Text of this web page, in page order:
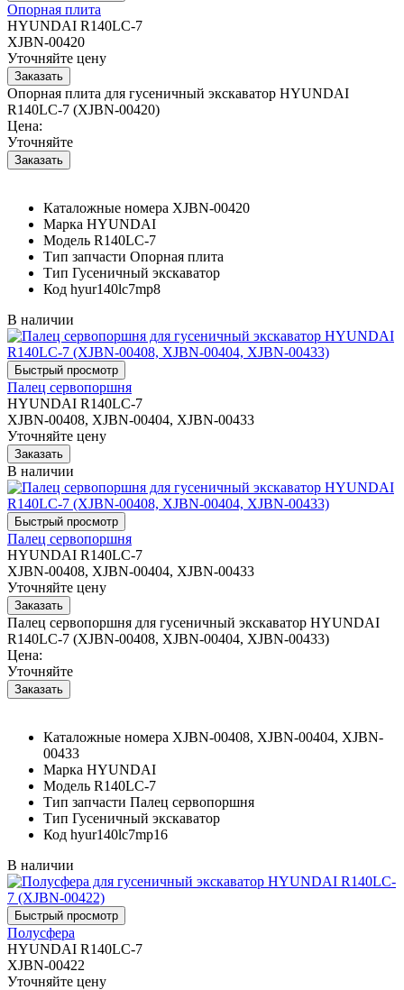
Опорная плита
HYUNDAI R140LC-7
XJBN-00420
Уточняйте цену
Опорная плита для гусеничный экскаватор HYUNDAI
R140LC-7 (XJBN-00420)
Цена:
Уточняйте
Каталожные номера XJBN-00420
Марка HYUNDAI
Модель R140LC-7
Тип запчасти Опорная плита
Тип Гусеничный экскаватор
Код hyur140lc7mp8
В наличии
Палец сервопоршня
HYUNDAI R140LC-7
XJBN-00408, XJBN-00404, XJBN-00433
Уточняйте цену
В наличии
Палец сервопоршня
HYUNDAI R140LC-7
XJBN-00408, XJBN-00404, XJBN-00433
Уточняйте цену
Палец сервопоршня для гусеничный экскаватор HYUNDAI
R140LC-7 (XJBN-00408, XJBN-00404, XJBN-00433)
Цена:
Уточняйте
Каталожные номера XJBN-00408, XJBN-00404, XJBN-
00433
Марка HYUNDAI
Модель R140LC-7
Тип запчасти Палец сервопоршня
Тип Гусеничный экскаватор
Код hyur140lc7mp16
В наличии
Полусфера
HYUNDAI R140LC-7
XJBN-00422
Уточняйте цену